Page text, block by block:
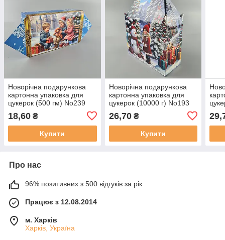
Новорічна подарункова
картонна упаковка для
цукерок (500 гм) No239
18,60 ₴
Купити
Новорічна подарункова
картонна упаковка для
цукерок (10000 г) No193
"Деті з сніговиком" (1 шт.)
26,70₴
Купити
Про нас
96% позитивних з 500 відгуків за рік
Працює з 12.08.2014
м. Харків
Харків, Україна